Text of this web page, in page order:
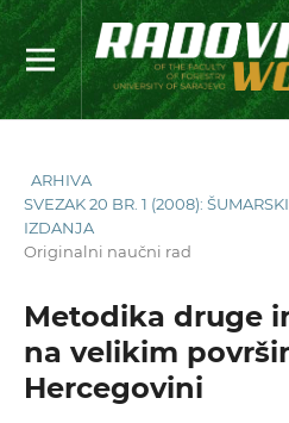
ARHIVA
SVEZAK 20 BR. 1 (2008):
IZDANJA
Originalni naučni rad
Metodika druge
na velikim
Hercegovini